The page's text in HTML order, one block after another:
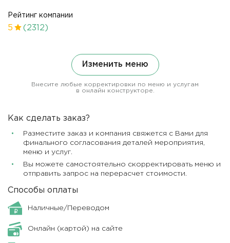
Рейтинг компании
5 (2312)
Изменить меню
Внесите любые корректировки по меню и услугам
в онлайн конструкторе.
Как сделать заказ?
Разместите заказ и компания свяжется с Вами для
финального согласования деталей мероприятия,
меню и услуг.
Вы можете самостоятельно скорректировать меню и
отправить запрос на перерасчет стоимости.
Способы оплаты
Наличные/Переводом
Онлайн (картой) на сайте